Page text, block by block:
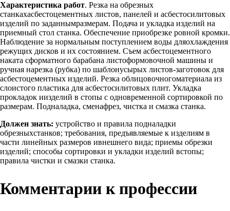
Характеристика работ. Резка на обрезных
станкахасбестоцементных листов, панелей и асбестосилитовых
изделий по заданнымразмерам. Подача и укладка изделий на
приемный стол станка. Обеспечение приобрезке ровной кромки.
Наблюдение за нормальным поступлением воды дляохлаждения
режущих дисков и их состоянием. Съем асбестоцементного
наката сформатного барабана листоформовочной машины и
ручная нарезка (рубка) по шаблонусырых листов-заготовок для
асбестоцементных изделий. Резка облицовочногоматериала из
слоистого пластика для асбестосилитовых плит. Укладка
прокладок иизделий в стопы с одновременной сортировкой по
размерам. Подналадка, сменафрез, чистка и смазка станка.
Должен знать: устройство и правила подналадки
обрезныхстанков; требования, предъявляемые к изделиям в
части линейных размеров ивнешнего вида; приемы обрезки
изделий; способы сортировки и укладки изделий встопы;
правила чистки и смазки станка.
Комментарии к профессии